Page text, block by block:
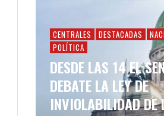
CENTRALES DESTACADAS
POLÍTICA
DESDE LAS 14 EL
DEBATE LA LEY DE
INVIOLABILIDAD DE